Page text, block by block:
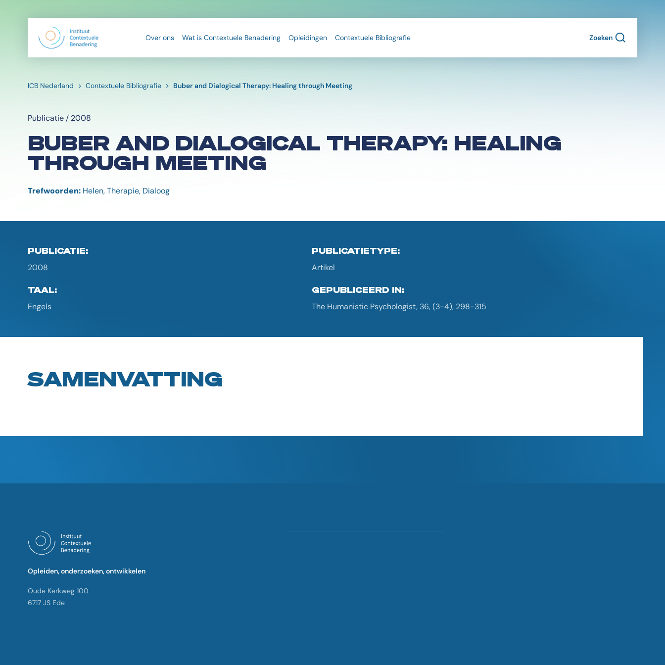
Over ons Wat is Contextuele Benadering Opleidingen Contextuele Bibliografie Zoeken
ICB Nederland Contextuele Bibliografie Buber and Dialogical Therapy: Healing through Meeting
Publicatie / 2008
BUBER AND DIALOGICAL THERAPY: HEALING
THROUGH MEETING
Trefwoorden: Helen, Therapie, Dialoog
PUBLICATIE:
2008
PUBLICATIETYPE:
Artikel
TAAL:
Engels
GEPUBLICEERD IN:
The Humanistic Psychologist, 36, (3-4), 298-315
SAMENVATTING
Opleiden, onderzoeken, ontwikkelen
Oude Kerkweg 100
6717 JS Ede